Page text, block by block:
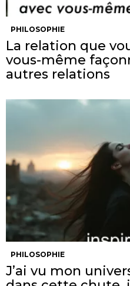
PHILOSOPHIE
La relation que
vous-même
autres relations
PHILOSOPHIE
J’ai vu mon